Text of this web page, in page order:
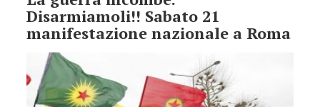
Disarmiamoli!! Sabato 21
manifestazione nazionale a Roma